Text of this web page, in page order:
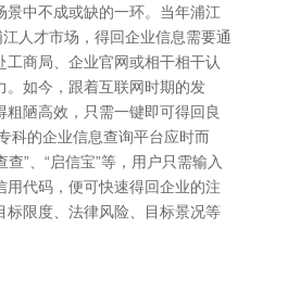
景中不成或缺的一环。当年浦江
人才市场，得回企业信息需要通
工商局、企业官网或相干相干认
。如今，跟着互联网时期的发
粗陋高效，只需一键即可得回良
科的企业信息查询平台应时而
查”、“启信宝”等，用户只需输入
用代码，便可快速得回企业的注
标限度、法律风险、目标景况等